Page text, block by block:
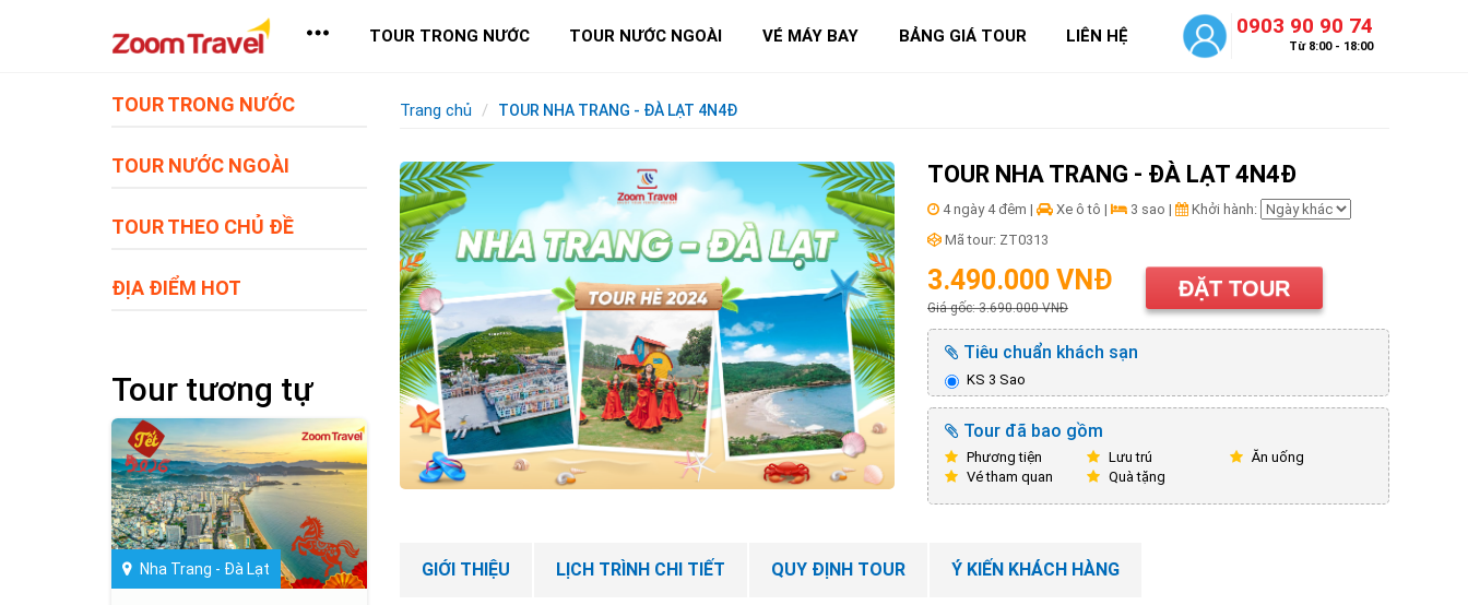
TOUR TRONG NƯỚC TOUR NƯỚC NGOÀI VÉ MÁY BAY BẢNG GIÁ TOUR LIÊN HỆ 0903 90 90 74
Từ 8:00 - 18:00
TOUR TRONG NƯỚC
TOUR NƯỚC NGOÀI
TOUR THEO CHỦ ĐỀ
ĐỊA ĐIỂM HOT
Tour tương tự
Nha Trang - Đà Lạt
Trang chủ TOUR NHA TRANG - ĐÀ LẠT 4N4Đ
TOUR NHA TRANG - ĐÀ LẠT 4N4Đ
4 ngày 4 đêm | Xe ô tô | 3 sao |
Khởi hành:
Mã tour: ZT0313
3.490.000 VNĐ
Giá gốc: 3.690.000 VNĐ
ĐẶT TOUR
Tiêu chuẩn khách sạn
KS 3 Sao
Tour đã bao gồm
Phương tiện Lưu trú
Ăn uống
Vé tham quan
Quà tặng
GIỚI THIỆU LỊCH TRÌNH CHI TIẾT QUY ĐỊNH TOUR Ý KIẾN KHÁCH HÀNG